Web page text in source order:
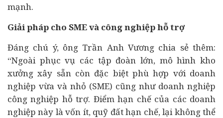
mạnh.
Giải pháp cho SME và công nghiệp hỗ trợ
Đáng chú ý, ông Trần Anh Vương chia sẻ thêm:
“Ngoài phục vụ các tập đoàn lớn, mô hình kho
xưởng xây sẵn còn đặc biệt phù hợp với doanh
nghiệp vừa và nhỏ (SME) cũng như doanh nghiệp
công nghiệp hỗ trợ. Điểm hạn chế của các doanh
nghiệp này là vốn ít, quỹ đất hạn chế, lại không thể